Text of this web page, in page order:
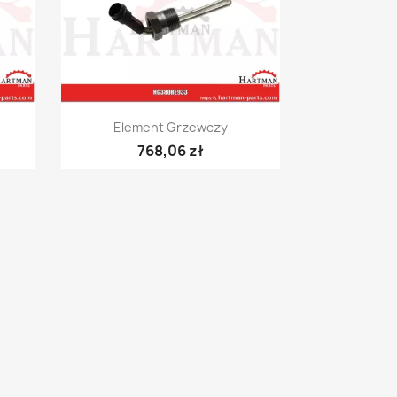
Szybki podgląd
Element Grzewczy
768,06 zł